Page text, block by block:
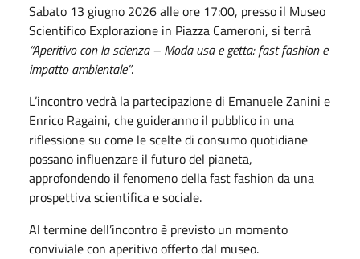
Sabato 13 giugno 2026 alle ore 17:00, presso il Museo
Scientifico Explorazione in Piazza Cameroni, si terrà
“Aperitivo con la scienza – Moda usa e getta: fast fashion e
impatto ambientale”.
L’incontro vedrà la partecipazione di Emanuele Zanini e
Enrico Ragaini, che guideranno il pubblico in una
riflessione su come le scelte di consumo quotidiane
possano influenzare il futuro del pianeta,
approfondendo il fenomeno della fast fashion da una
prospettiva scientifica e sociale.
Al termine dell’incontro è previsto un momento
conviviale con aperitivo offerto dal museo.